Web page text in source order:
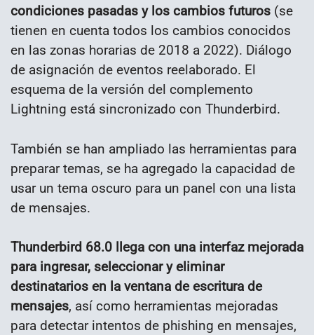
condiciones pasadas y los cambios futuros (se
tienen en cuenta todos los cambios conocidos
en las zonas horarias de 2018 a 2022). Diálogo
de asignación de eventos reelaborado. El
esquema de la versión del complemento
Lightning está sincronizado con Thunderbird.
También se han ampliado las herramientas para
preparar temas, se ha agregado la capacidad de
usar un tema oscuro para un panel con una lista
de mensajes.
Thunderbird 68.0 llega con una interfaz mejorada
para ingresar, seleccionar y eliminar
destinatarios en la ventana de escritura de
mensajes, así como herramientas mejoradas
para detectar intentos de phishing en mensajes,